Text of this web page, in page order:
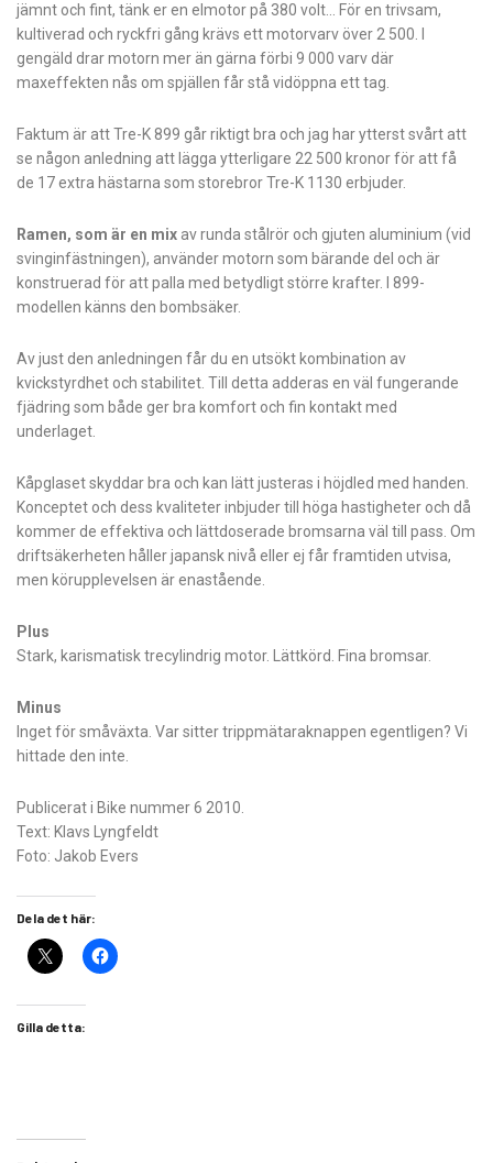
jämnt och fint, tänk er en elmotor på 380 volt… För en trivsam,
kultiverad och ryckfri gång krävs ett motorvarv över 2 500. I
gengäld drar motorn mer än gärna förbi 9 000 varv där
maxeffekten nås om spjällen får stå vidöppna ett tag.
Faktum är att Tre-K 899 går riktigt bra och jag har ytterst svårt att
se någon anledning att lägga ytterligare 22 500 kronor för att få
de 17 extra hästarna som storebror Tre-K 1130 erbjuder.
Ramen, som är en mix av runda stålrör och gjuten aluminium (vid
svinginfästningen), använder motorn som bärande del och är
konstruerad för att palla med betydligt större krafter. I 899-
modellen känns den bombsäker.
Av just den anledningen får du en utsökt kombination av
kvickstyrdhet och stabilitet. Till detta adderas en väl fungerande
fjädring som både ger bra komfort och fin kontakt med
underlaget.
Kåpglaset skyddar bra och kan lätt justeras i höjdled med handen.
Konceptet och dess kvaliteter inbjuder till höga hastigheter och då
kommer de effektiva och lättdoserade bromsarna väl till pass. Om
driftsäkerheten håller japansk nivå eller ej får framtiden utvisa,
men körupplevelsen är enastående.
Plus
Stark, karismatisk trecylindrig motor. Lättkörd. Fina bromsar.
Minus
Inget för småväxta. Var sitter trippmätaraknappen egentligen? Vi
hittade den inte.
Publicerat i Bike nummer 6 2010.
Text: Klavs Lyngfeldt
Foto: Jakob Evers
Dela det här:
Gilla detta: